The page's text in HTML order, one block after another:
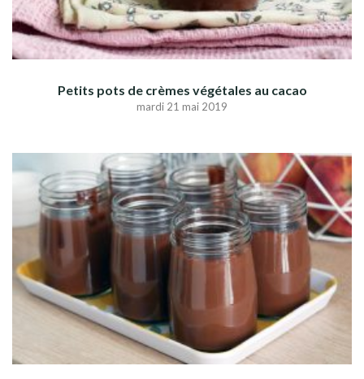
Petits pots de crèmes végétales au cacao
mardi 21 mai 2019